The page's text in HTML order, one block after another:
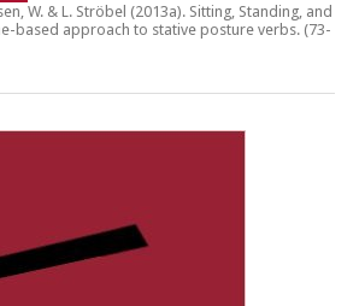
W. & L. Ströbel (2013a). Sitting, Standing, and
based approach to stative posture verbs. (73-